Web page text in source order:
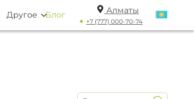
Другое Блог Алматы
+7 (777) 000-70-74